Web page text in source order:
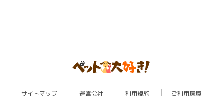
サイトマップ 運営会社 利用規約 ご利用環境